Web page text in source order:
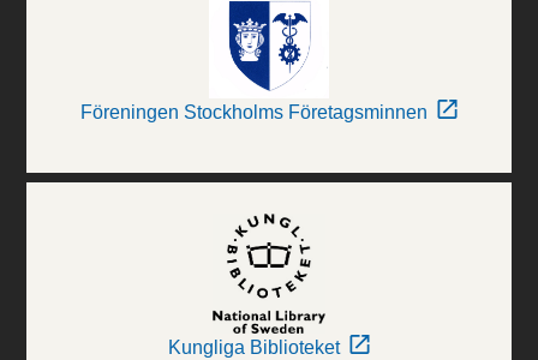
Föreningen Stockholms Företagsminnen
Kungliga Biblioteket